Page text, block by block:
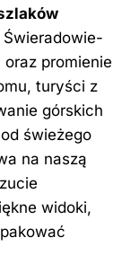
Świeradowie-
promienie
turyści z
górskich
świeżego
na naszą
widoki,